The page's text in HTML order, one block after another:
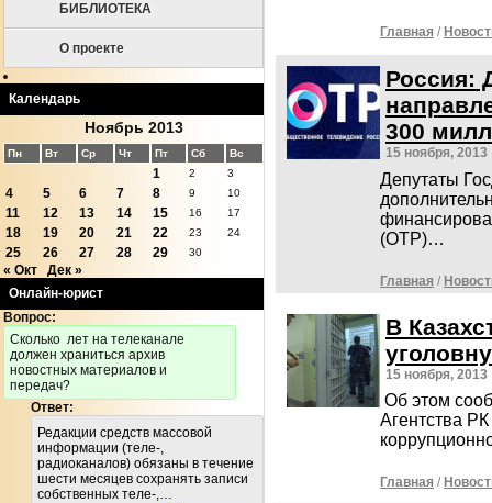
БИБЛИОТЕКА
О проекте
Календарь
Ноябрь 2013
Пн Вт Ср Чт Пт Сб Вс
1 2 3
4 5 6 7 8 9 10
11 12 13 14 15 16 17
18 19 20 21 22 23 24
25 26 27 28 29 30
« Окт
Дек »
Онлайн-юрист
Вопрос:
Cколько лет на телеканале
должен храниться архив
новостных материалов и
передач?
Ответ:
Редакции средств массовой
информации (теле-,
радиоканалов) обязаны в течение
шести месяцев сохранять записи
собственных теле-,…
Главная /
Россия:
300
15 ноября, 2013
Депутаты
(ОТР)…
Главная /
В
15 ноября, 2013
Об этом
Агентства
Главная /